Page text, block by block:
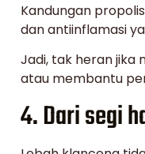
Kandungan
dan antiinflamasi
Jadi, tak heran jika
atau membantu
4. Dari segi